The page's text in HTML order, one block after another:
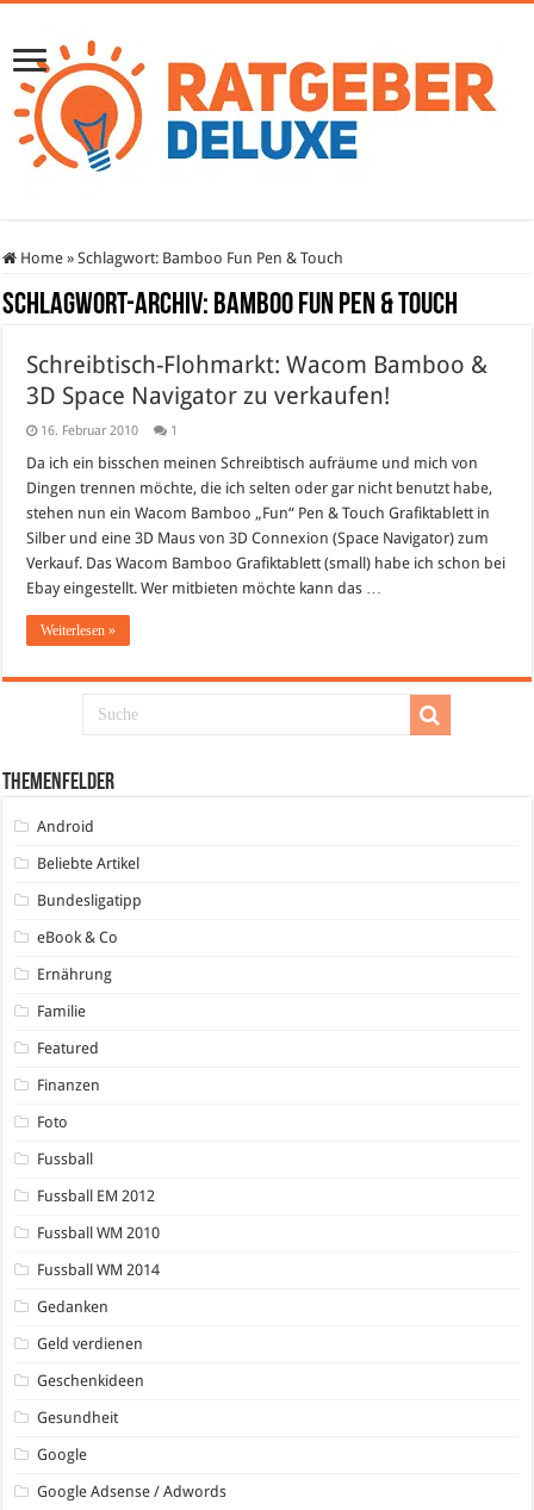
Home » Schlagwort: Bamboo Fun Pen & Touch
Schlagwort-Archiv: Bamboo Fun Pen & Touch
Schreibtisch-Flohmarkt: Wacom Bamboo &
3D Space Navigator zu verkaufen!
16. Februar 2010 1
Da ich ein bisschen meinen Schreibtisch aufräume und mich von
Dingen trennen möchte, die ich selten oder gar nicht benutzt habe,
stehen nun ein Wacom Bamboo „Fun“ Pen & Touch Grafiktablett in
Silber und eine 3D Maus von 3D Connexion (Space Navigator) zum
Verkauf. Das Wacom Bamboo Grafiktablett (small) habe ich schon bei
Ebay eingestellt. Wer mitbieten möchte kann das …
Weiterlesen »
Themenfelder
Android
Beliebte Artikel
Bundesligatipp
eBook & Co
Ernährung
Familie
Featured
Finanzen
Foto
Fussball
Fussball EM 2012
Fussball WM 2010
Fussball WM 2014
Gedanken
Geld verdienen
Geschenkideen
Gesundheit
Google
Google Adsense / Adwords